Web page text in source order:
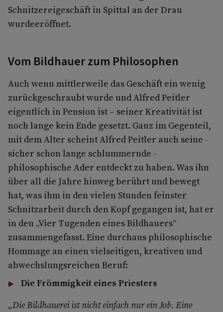
Schnitzereigeschäft in Spittal an der Drau
wurdeeröffnet.
Vom Bildhauer zum Philosophen
Auch wenn mittlerweile das Geschäft ein wenig
zurückgeschraubt wurde und Alfred Peitler
eigentlich in Pension ist – seiner Kreativität ist
noch lange kein Ende gesetzt. Ganz im Gegenteil,
mit dem Alter scheint Alfred Peitler auch seine -
sicher schon lange schlummernde -
philosophische Ader entdeckt zu haben. Was ihn
über all die Jahre hinweg berührt und bewegt
hat, was ihm in den vielen Stunden feinster
Schnitzarbeit durch den Kopf gegangen ist, hat er
in den „Vier Tugenden eines Bildhauers“
zusammengefasst. Eine durchaus philosophische
Hommage an einen vielseitigen, kreativen und
abwechslungsreichen Beruf:
Die Frömmigkeit eines Priesters
„Die Bildhauerei ist nicht einfach nur ein Job. Eine